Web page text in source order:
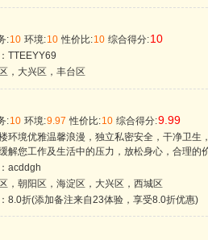
:10 环境:10 性价比:10 综合得分:10
TTEEYY69
，大兴区，丰台区
:10 环境:9.97 性价比:10 综合得分:9.99
环境优雅温馨浪漫，独立私密安全，干净卫生
解您工作及生活中的压力，放松身心，合理的
acddgh
，朝阳区，海淀区，大兴区，西城区
8.0折(添加备注来自23体验，享受8.0折优惠)